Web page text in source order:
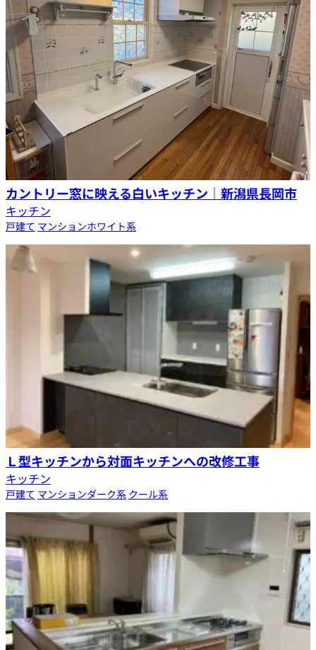
カントリー窓に映える白いキッチン｜新潟県長岡市
キッチン
戸建て マンションホワイト系
Ｌ型キッチンから対面キッチンへの改修工事
キッチン
戸建て マンションダーク系 クール系